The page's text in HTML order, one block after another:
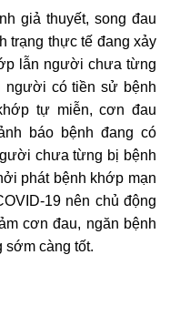
giả thuyết, song đau
trạng thực tế đang xảy
lẫn người chưa từng
có tiền sử bệnh
tự miễn, cơn đau
báo bệnh đang có
chưa từng bị bệnh
phát bệnh khớp mạn
19 nên chủ động
cơn đau, ngăn bệnh
sớm càng tốt.